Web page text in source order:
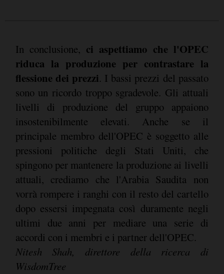
In conclusione, ci aspettiamo che l'OPEC
riduca la produzione per contrastare la
flessione dei prezzi. I bassi prezzi del passato
sono un ricordo troppo sgradevole. Gli attuali
livelli di produzione del gruppo appaiono
insostenibilmente elevati. Anche se il
principale membro dell'OPEC è soggetto alle
pressioni politiche degli Stati Uniti, che
spingono per mantenere la produzione ai livelli
attuali, crediamo che l'Arabia Saudita non
vorrà rompere i ranghi con il resto del cartello
dopo essersi impegnata così duramente negli
ultimi due anni per mediare una serie di
accordi con i membri e i partner dell'OPEC.
Nitesh Shah, direttore della ricerca di
WisdomTree